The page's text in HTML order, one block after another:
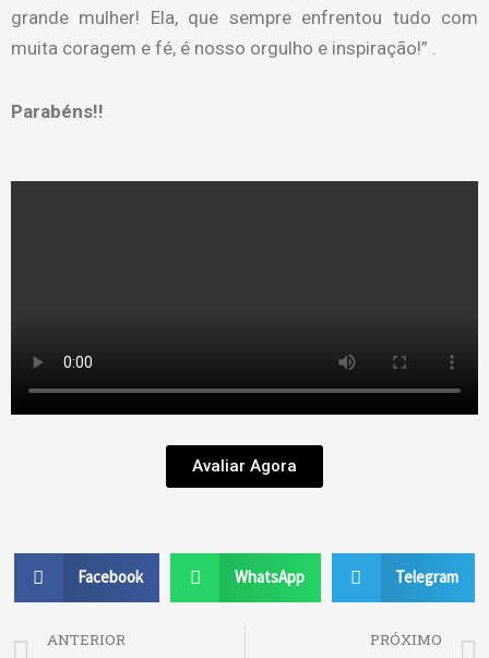
grande mulher! Ela, que sempre enfrentou tudo com
muita coragem e fé, é nosso orgulho e inspiração!” .
Parabéns!!
Avaliar Agora
Facebook WhatsApp Telegram
Prev
ANTERIOR PRÓXIMO